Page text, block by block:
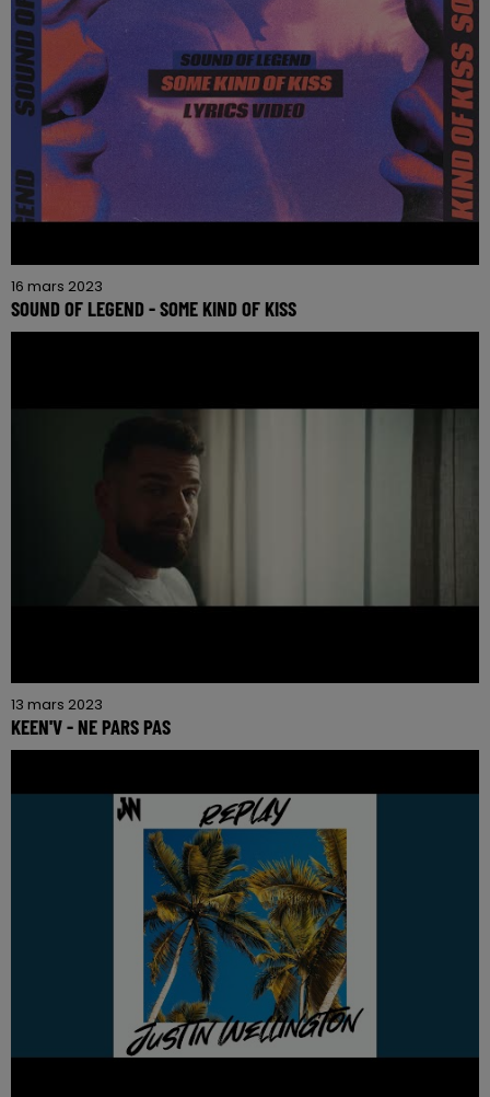
16 mars 2023
SOUND OF LEGEND - SOME KIND OF KISS
13 mars 2023
KEEN'V - NE PARS PAS